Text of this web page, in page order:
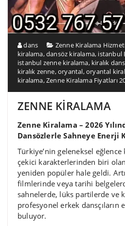
dans Zenne Kiralama
kiralama,dansöz kiralama, istanbul
istanbul zenne kiralama, kiralık
kiralık zenne,oryantal,oryantal
kiralama,Zenne Kiralama Fiyatları
ZENNE KİRALAMA
Zenne Kiralama – 2026
Dansözlerle Sahneye Enerji
Türkiye’nin geleneksel
çekici karakterlerinden biri olan
yeniden popüler hale geldi.
filmlerinde veya tarihi
sahnelerde, lüks partilerde ve
profesyonel erkek dansçıların
buluyor.